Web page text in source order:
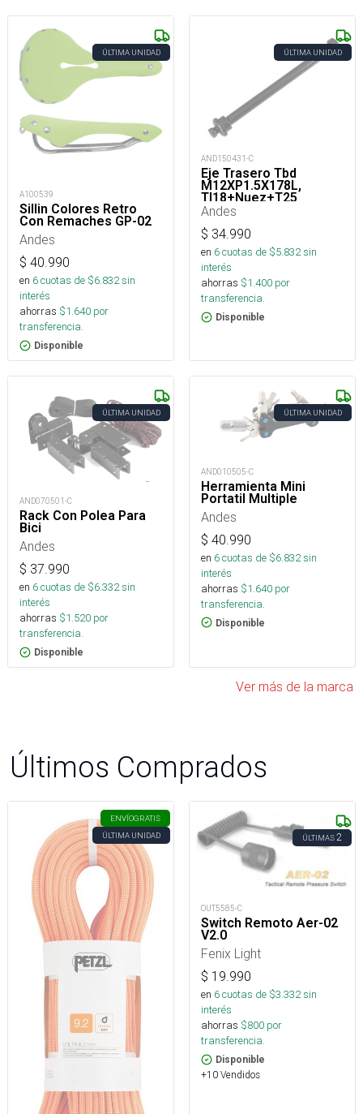
ÚLTIMA UNIDAD
A100539
Sillin Colores Retro
Con Remaches GP-02
Andes
$ 40.990
en 6cuotas de $6.832sin
interés
ahorras $1.640 por
transferencia.
Disponible
ÚLTIMA UNIDAD
AND150431-C
Eje Trasero Tbd
M12XP1.5X178L,
Tl18+Nuez+T25
Andes
$ 34.990
en 6cuotas de $5.832sin
interés
ahorras $1.400 por
transferencia.
Disponible
ÚLTIMA UNIDAD
AND070501-C
Rack Con Polea Para
Bici
Andes
$ 37.990
en 6cuotas de $6.332sin
interés
ahorras $1.520 por
transferencia.
Disponible
ÚLTIMA UNIDAD
AND010505-C
Herramienta Mini
Portatil Multiple
Andes
$ 40.990
en 6cuotas de $6.832sin
interés
ahorras $1.640 por
transferencia.
Disponible
Ver más de la marca
Últimos Comprados
ENVÍOGRATIS
ÚLTIMA UNIDAD
ÚLTIMAS2
OUT5585-C
Switch Remoto Aer-02
V2.0
Fenix Light
$ 19.990
en 6cuotas de $3.332sin
interés
ahorras $800 por
transferencia.
Disponible
+10 Vendidos